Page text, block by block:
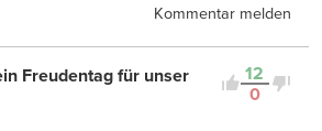
Kommentar melden
12
0
Freudentag für unser